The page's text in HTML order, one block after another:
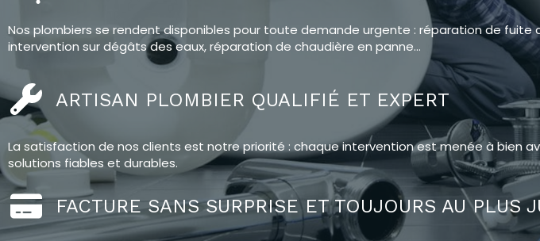
Nos plombiers se rendent disponibles pour toute demande urgente : réparation de fuite
intervention sur dégâts des eaux, réparation de chaudière en panne...
ARTISAN PLOMBIER QUALIFIÉ ET EXPERT
La satisfaction de nos clients est notre priorité : chaque intervention est menée à bien
solutions fiables et durables.
FACTURE SANS SURPRISE ET TOUJOURS AU PLUS